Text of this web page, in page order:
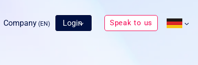
Company (EN) Login Speak to us